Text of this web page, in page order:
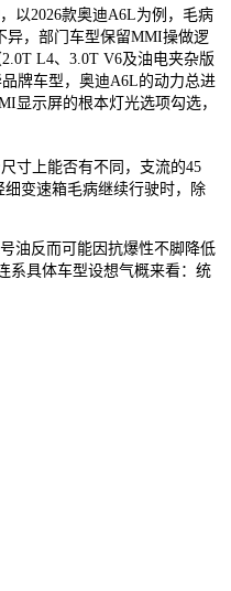
以2026款奥迪A6L为例，毛病
，部门车型保留MMI操做逻
L4、3.0T V6及油电夹杂版
牌车型，奥迪A6L的动力总进
显示屏的根本灯光选项勾选，
寸上能否有不同，支流的45
变速箱毛病继续行驶时，除
油反而可能因抗爆性不脚降低
系具体车型设想气概来看：统